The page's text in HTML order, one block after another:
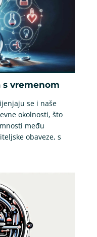
s vremenom
se i naše
okolnosti, što
među
obaveze, s